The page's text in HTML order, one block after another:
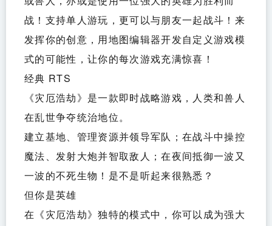
战！支持单人游玩，更可以与朋友一起战斗！来
发挥你的创意，用地图编辑器开发自定义游戏模
式的可能性，让你的每次游戏充满惊喜！
经典 RTS
《灾厄浩劫》是一款即时战略游戏，人类和兽人
在乱世争夺统治地位。
建立基地、管理资源并领导军队；在战斗中操控
魔法、发射大炮并智取敌人；在夜间抵御一波又
一波的不死生物！是不是听起来很熟悉？
但你是英雄
在《灾厄浩劫》独特的模式中，你可以成为强大